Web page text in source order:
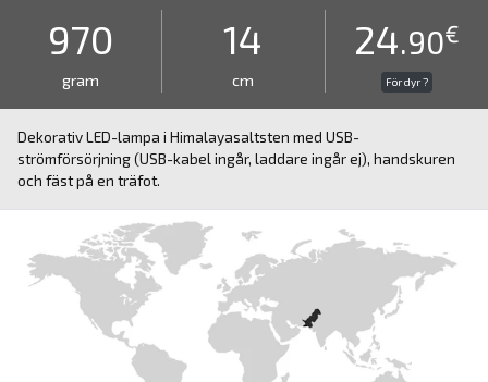
970
gram
14
cm
24.90€
För dyr ?
Dekorativ LED-lampa i Himalayasaltsten med USB-
strömförsörjning (USB-kabel ingår, laddare ingår ej), handskuren
och fäst på en träfot.